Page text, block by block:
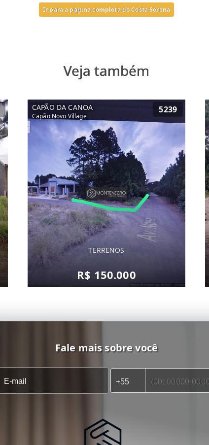
Ir para a página completa do Costa Serena
Veja também
CAPÃO DA CANOA
Capão Novo Village
5239
TERRENOS
R$ 150.000
Fale mais sobre você